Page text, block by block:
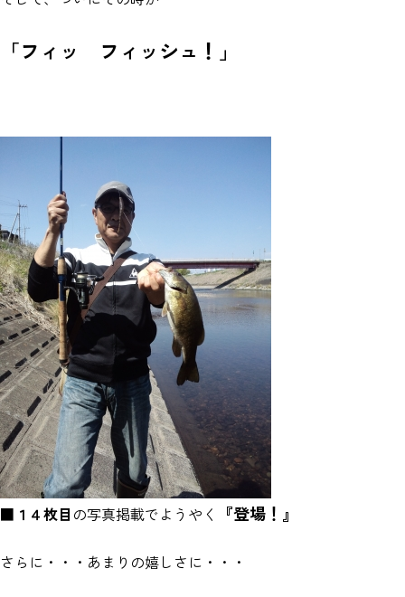
「フィッ フィッシュ！」
■ １４枚目 の写真掲載でようやく 『登場！』
さらに・・・あまりの嬉しさに・・・